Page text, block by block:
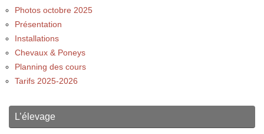
Photos octobre 2025
Présentation
Installations
Chevaux & Poneys
Planning des cours
Tarifs 2025-2026
L’élevage